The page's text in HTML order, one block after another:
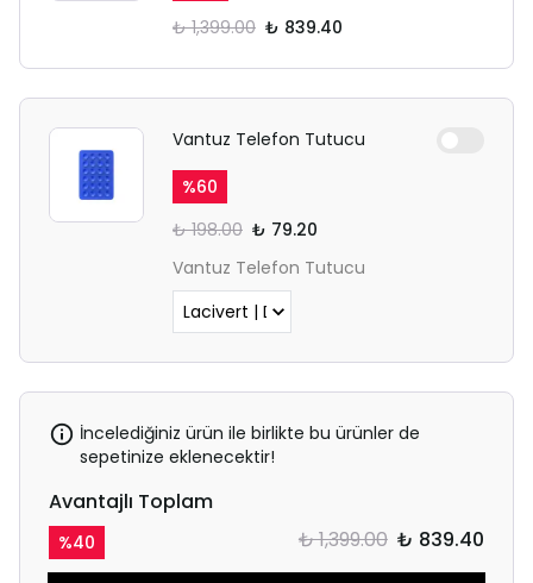
₺ 1,399.00 ₺ 839.40
Vantuz Telefon Tutucu
%60
₺ 198.00 ₺ 79.20
Vantuz Telefon Tutucu
İncelediğiniz ürün ile birlikte bu ürünler de
sepetinize eklenecektir!
Avantajlı Toplam
%40 ₺ 1,399.00 ₺ 839.40